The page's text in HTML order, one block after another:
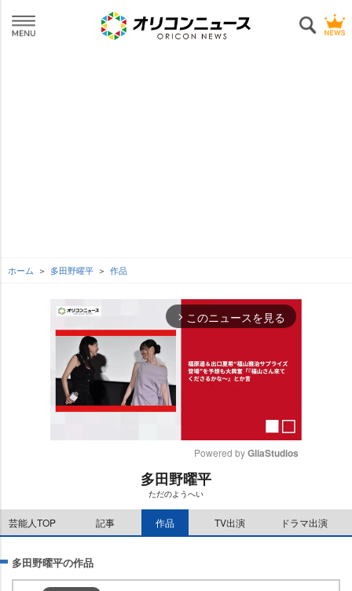
ホーム 多田野曜平 作品
arrow_forward_ios このニュースを見る
Powered by GliaStudios
多田野曜平
ただのようへい
芸能人TOP 記事 作品 TV出演 ドラマ出演
多田野曜平の作品